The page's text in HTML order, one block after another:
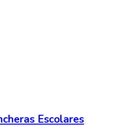
Escolares